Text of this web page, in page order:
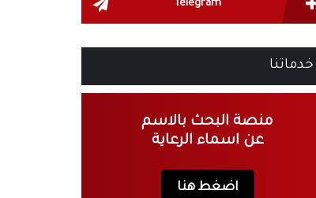
Telegram
خدماتنا
منصة البحث بالاسم
عن اسماء الرعاية
اضغط هنا